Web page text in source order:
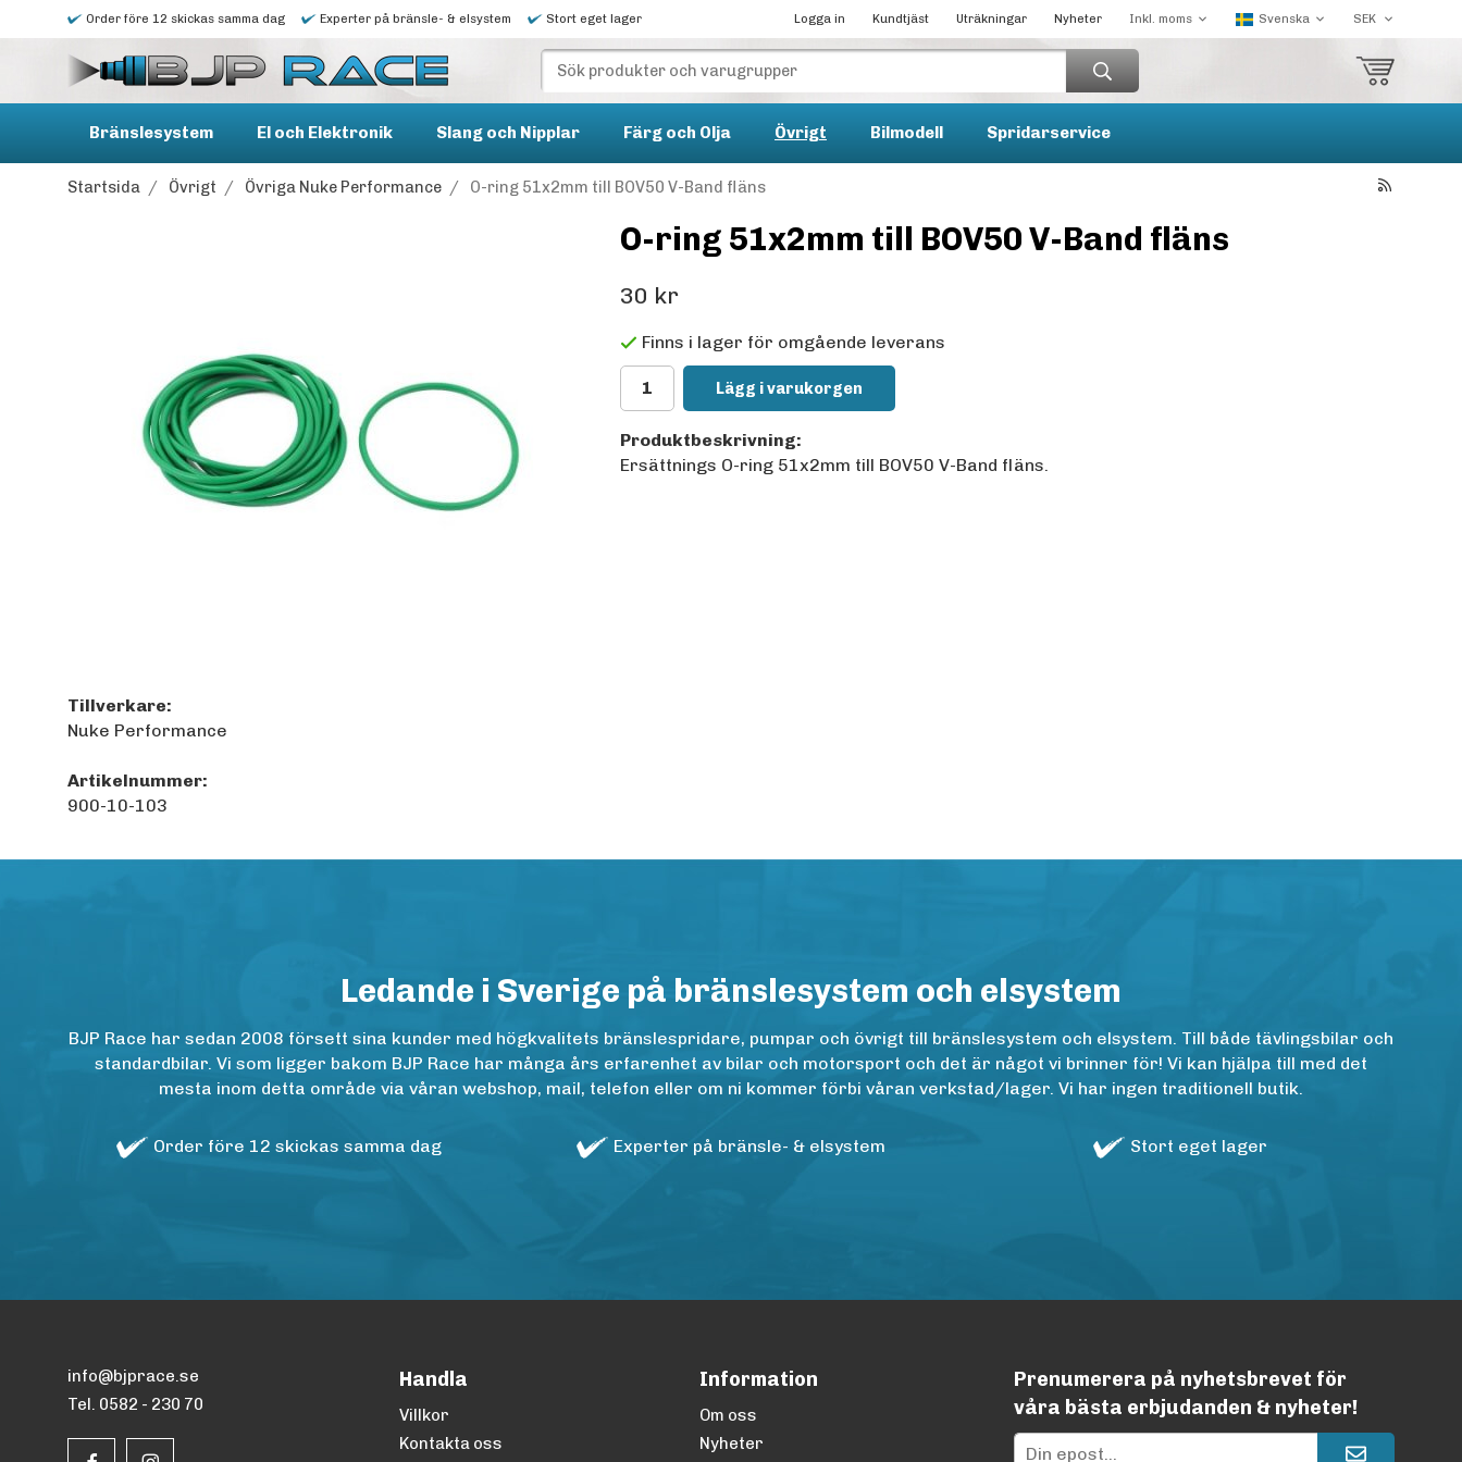
Order före 12 skickas samma dag Experter på bränsle- & elsystem Stort eget lager Logga in Kundtjäst Uträkningar Nyheter
Bränslesystem El och Elektronik Slang och Nipplar Färg och Olja Övrigt Bilmodell Spridarservice
Startsida / Övrigt / Övriga Nuke Performance / O-ring 51x2mm till BOV50 V-Band fläns
O-ring 51x2mm till BOV50 V-Band fläns
30 kr
Finns i lager för omgående leverans
Lägg i varukorgen
Produktbeskrivning:
Ersättnings O-ring 51x2mm till BOV50 V-Band fläns.
Tillverkare:
Nuke Performance
Artikelnummer:
900-10-103
Ledande i Sverige på bränslesystem och elsystem
BJP Race har sedan 2008 försett sina kunder med högkvalitets bränslespridare, pumpar och övrigt till bränslesystem och elsystem. Till både tävlingsbilar och
standardbilar. Vi som ligger bakom BJP Race har många års erfarenhet av bilar och motorsport och det är något vi brinner för! Vi kan hjälpa till med det
mesta inom detta område via våran webshop, mail, telefon eller om ni kommer förbi våran verkstad/lager. Vi har ingen traditionell butik.
Order före 12 skickas samma dag Experter på bränsle- & elsystem Stort eget lager
info@bjprace.se
Tel. 0582 - 230 70
Handla
Villkor
Kontakta oss
Information
Om oss
Nyheter
Prenumerera på nyhetsbrevet för
våra bästa erbjudanden & nyheter!